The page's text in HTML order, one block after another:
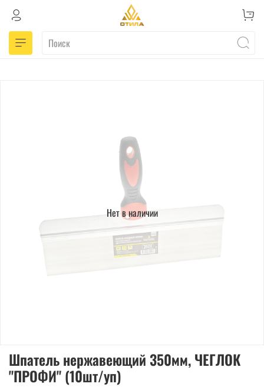
Нет в наличии
Шпатель нержавеющий 350мм, ЧЕГЛОК
"ПРОФИ" (10шт/уп)